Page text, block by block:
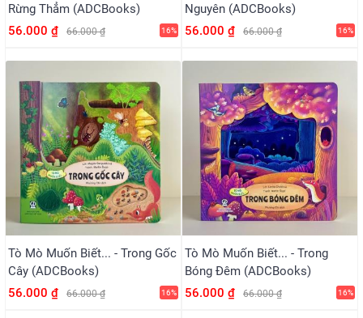
Rừng Thẳm (ADCBooks)
56.000 ₫
66.000 ₫ 16%
Nguyên (ADCBooks)
56.000 ₫
66.000 ₫ 16%
Tò Mò Muốn Biết... - Trong Gốc
Cây (ADCBooks)
56.000 ₫
66.000 ₫ 16%
Tò Mò Muốn Biết... - Trong
Bóng Đêm (ADCBooks)
56.000 ₫
66.000 ₫ 16%